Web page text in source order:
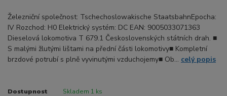
Železniční společnost: Tschechoslowakische StaatsbahnEpocha:
IV Rozchod: H0 Elektrický systém: DC EAN: 9005033071363
Dieselová lokomotiva T 679.1 Československých státních drah. ■
S malými žlutými lištami na přední části lokomotivy■ Kompletní
brzdové potrubí s plně vyvinutými vzduchojemy■ Ob... celý popis
Dostupnost Skladem 1 ks